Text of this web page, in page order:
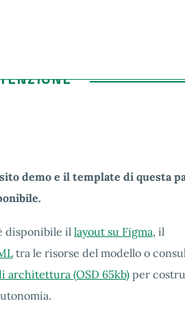
demo e il template di questa
disponibile il layout su Figma, il
tra le risorse del modello o
architettura (OSD 65kb)per